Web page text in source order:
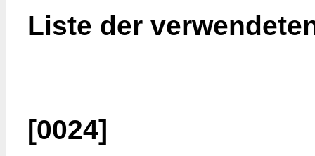
Liste der
[0024]